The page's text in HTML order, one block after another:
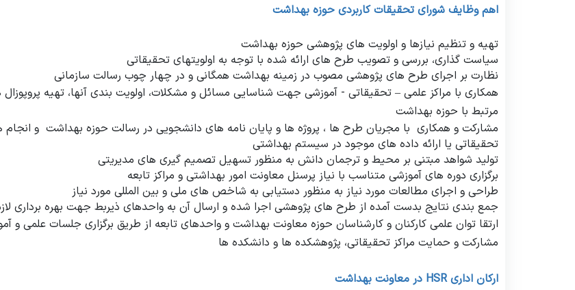
اهم وظایف شورای تحقیقات کاربردی حوزه بهداشت
تهیه و تنظیم نیازها و اولویت های پژوهشی حوزه بهداشت
سیاست گذاری، بررسی و تصویب طرح های ارائه شده با توجه به اولویتهای تحقیقاتی
نظارت بر اجرای طرح های پژوهشی مصوب در زمینه بهداشت همگانی و در چهار چوب رسالت سازمانی
همکاری با مراکز علمی – تحقیقاتی - آموزشی جهت شناسایی مسائل و مشکلات، اولویت بندی آنها، تهیه
مرتبط با حوزه بهداشت
مشارکت و همکاری با مجریان طرح ها ، پروژه ها و پایان نامه های دانشجویی در رسالت حوزه بهداشت و انجام
تحقیقاتی یا ارائه داده های موجود در سیستم بهداشتی
تولید شواهد مبتنی بر محیط و ترجمان دانش به منظور تسهیل تصمیم گیری های مدیریتی
برگزاری دوره های آموزشی متناسب با نیاز پرسنل معاونت امور بهداشتی و مراکز تابعه
طراحی و اجرای مطالعات مورد نیاز به منظور دستیابی به شاخص های ملی و بین المللی مورد نیاز
جمع بندی نتایج بدست آمده از طرح های پژوهشی اجرا شده و ارسال آن به واحدهای ذیربط جهت بهره برداری
ارتقا توان علمی کارکنان و کارشناسان حوزه معاونت بهداشت و واحدهای تابعه از طریق برگزاری جلسات علمی
مشارکت و حمایت مراکز تحقیقاتی، پژوهشکده ها و دانشکده ها
ارکان اداریHSR در معاونت بهداشت